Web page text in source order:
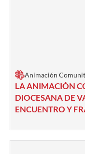
Animación
LA ANIMACIÓN
DIOCESANA DE
ENCUENTRO Y